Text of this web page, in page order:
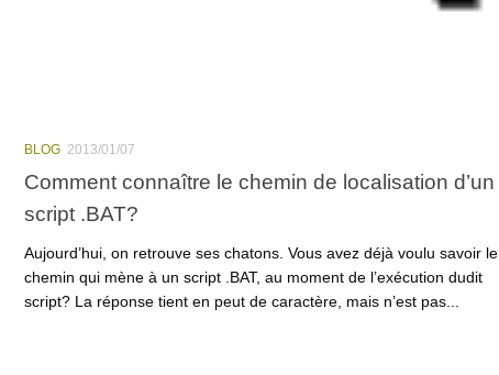
BLOG 2013/01/07
Comment connaître le chemin de localisation d’un
script .BAT?
Aujourd’hui, on retrouve ses chatons. Vous avez déjà voulu savoir le
chemin qui mène à un script .BAT, au moment de l’exécution dudit
script? La réponse tient en peut de caractère, mais n’est pas...